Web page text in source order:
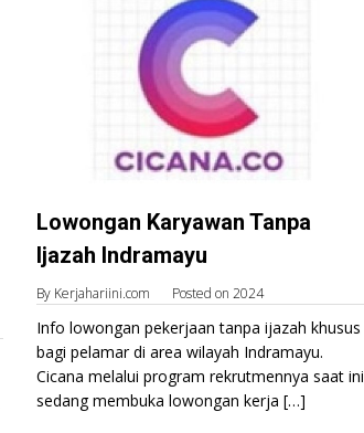
Lowongan Karyawan Tanpa
Ijazah Indramayu
By Kerjahariini.com Posted on 2024
Info lowongan pekerjaan tanpa ijazah khusus
bagi pelamar di area wilayah Indramayu.
Cicana melalui program rekrutmennya saat ini
sedang membuka lowongan kerja […]